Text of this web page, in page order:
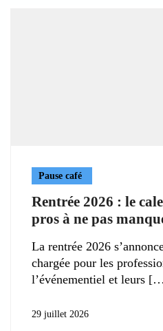
Pause café
Rentrée 2026 : le
pros à ne pas
La rentrée 2026
chargée pour les
l’événementiel et leurs
29 juillet 2026